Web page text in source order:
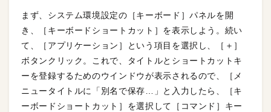
まず、システム環境設定の［キーボード］パネルを開
き、［キーボードショートカット］を表示しよう。続い
て、［アプリケーション］という項目を選択し、［＋］
ボタンクリック。これで、タイトルとショートカットキ
ーを登録するためのウインドウが表示されるので、［メ
ニュータイトルに「別名で保存…」と入力したら、［キ
ーボードショートカット］を選択して［コマンド］キー